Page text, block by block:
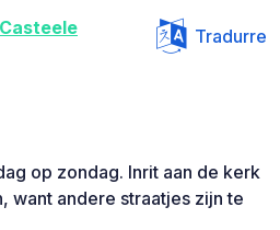
Tradurre
op zondag. Inrit aan de kerk
want andere straatjes zijn te